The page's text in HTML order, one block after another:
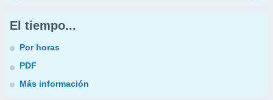
El tiempo...
Por horas
PDF
Más información